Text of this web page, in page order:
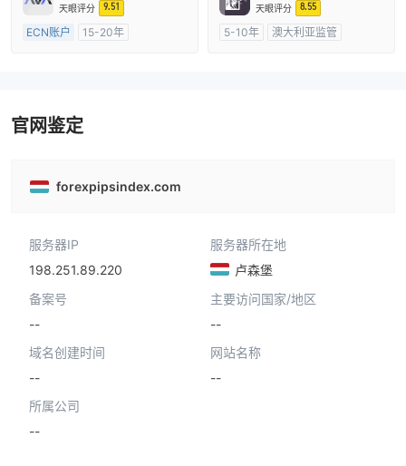
天眼评分 9.51
ECN账户
15-20年
天眼评分 8.55
5-10年
澳大利亚监管
官网鉴定
forexpipsindex.com
服务器IP
198.251.89.220
服务器所在地
卢森堡
备案号
--
主要访问国家/地区
--
域名创建时间
--
网站名称
--
所属公司
--